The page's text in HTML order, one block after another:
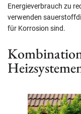
Energieverbrauch zu
verwenden
für Korrosion sind.